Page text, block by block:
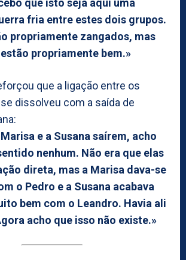
que isto seja aqui uma
fria entre estes dois grupos.
propriamente zangados, mas
propriamente bem.»
que a ligação entre os
dissolveu com a saída de
e a Susana saírem, acho
nenhum. Não era que elas
direta, mas a Marisa dava-se
o Pedro e a Susana acabava
bem com o Leandro. Havia ali
acho que isso não existe.»